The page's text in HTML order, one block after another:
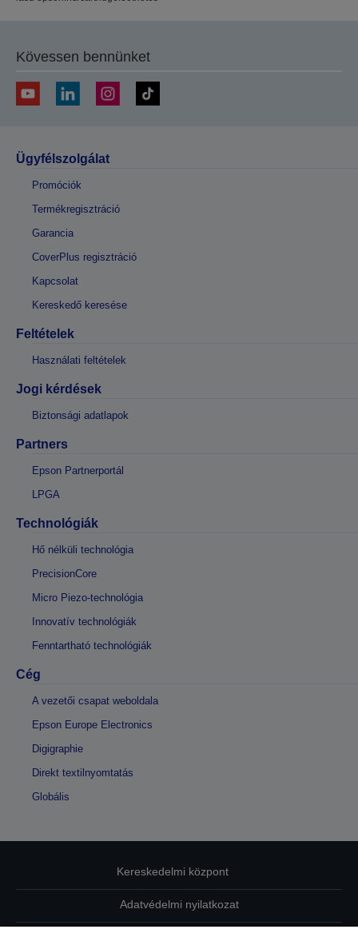
Kövessen bennünket
Ügyfélszolgálat
Promóciók
Termékregisztráció
Garancia
CoverPlus regisztráció
Kapcsolat
Kereskedő keresése
Feltételek
Használati feltételek
Jogi kérdések
Biztonsági adatlapok
Partners
Epson Partnerportál
LPGA
Technológiák
Hő nélküli technológia
PrecisionCore
Micro Piezo-technológia
Innovatív technológiák
Fenntartható technológiák
Cég
A vezetői csapat weboldala
Epson Europe Electronics
Digigraphie
Direkt textilnyomtatás
Globális
Kereskedelmi központ
Adatvédelmi nyilatkozat